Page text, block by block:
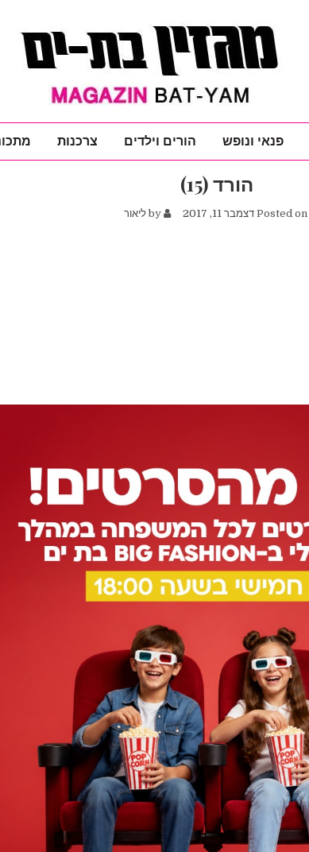
פנאי ונופש הורים וילדים צרכנות
הורד (15)
דצמבר 11, 2017 ליאור